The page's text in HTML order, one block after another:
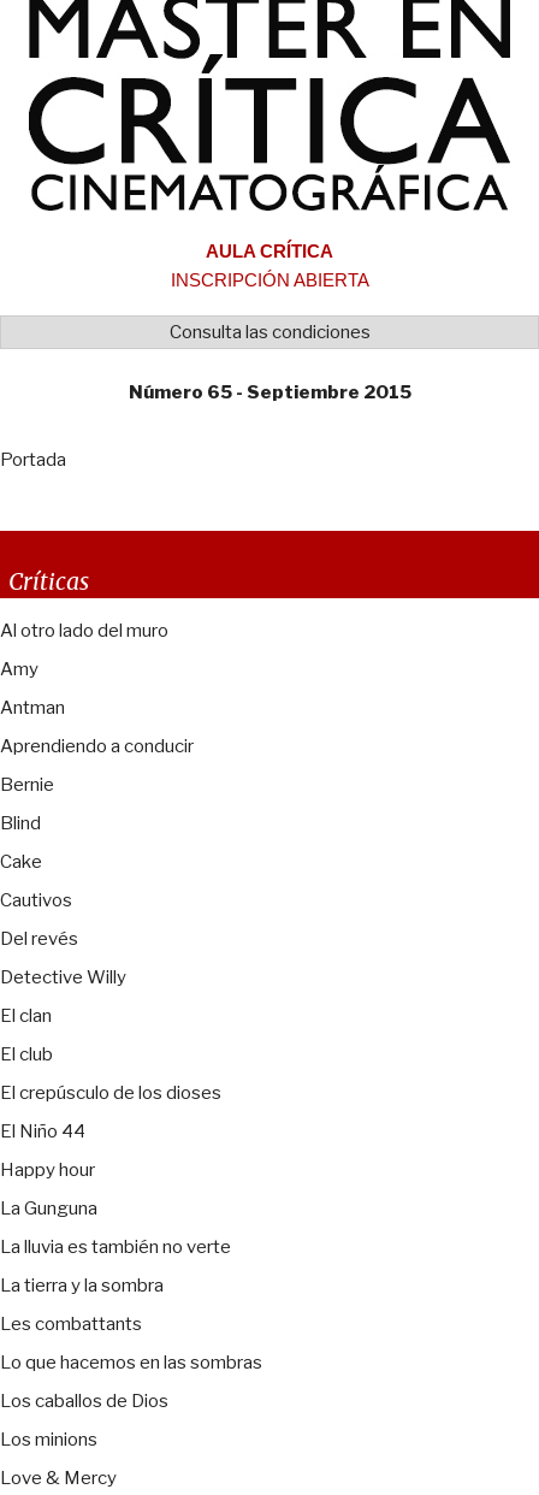
AULA CRÍTICA
INSCRIPCIÓN ABIERTA
Consulta las condiciones
Número 65 - Septiembre 2015
Portada
Críticas
Al otro lado del muro
Amy
Antman
Aprendiendo a conducir
Bernie
Blind
Cake
Cautivos
Del revés
Detective Willy
El clan
El club
El crepúsculo de los dioses
El Niño 44
Happy hour
La Gunguna
La lluvia es también no verte
La tierra y la sombra
Les combattants
Lo que hacemos en las sombras
Los caballos de Dios
Los minions
Love & Mercy